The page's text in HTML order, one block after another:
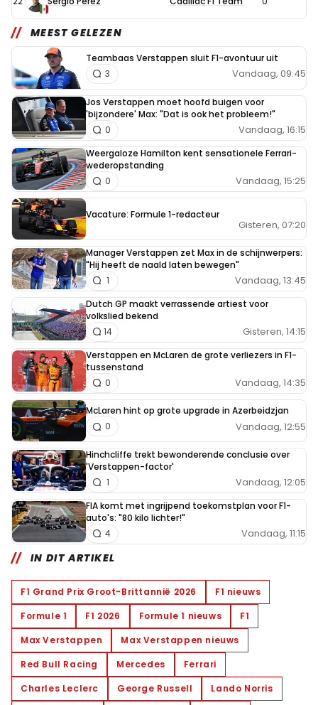
MEEST GELEZEN
Teambaas Verstappen sluit F1-avontuur uit
Vandaag, 09:45
3
Jos Verstappen moet hoofd buigen voor
'bijzondere' Max: "Dat is ook het probleem!"
Vandaag, 16:15
0
Weergaloze Hamilton kent sensationele Ferrari-
wederopstanding
Vandaag, 15:25
0
Vacature: Formule 1-redacteur
Gisteren, 07:20
Manager Verstappen zet Max in de schijnwerpers:
"Hij heeft de naald laten bewegen"
Vandaag, 13:45
1
Dutch GP maakt verrassende artiest voor
volkslied bekend
Gisteren, 14:15
14
Verstappen en McLaren de grote verliezers in F1-
tussenstand
Vandaag, 14:35
0
McLaren hint op grote upgrade in Azerbeidzjan
Vandaag, 12:55
0
Hinchcliffe trekt bewonderende conclusie over
'Verstappen-factor'
Vandaag, 12:05
1
FIA komt met ingrijpend toekomstplan voor F1-
auto's: "80 kilo lichter!"
Vandaag, 11:15
4
IN DIT ARTIKEL
F1 Grand Prix Groot-Brittannië 2026
F1 nieuws
Formule 1
F1 2026 Formule 1 nieuws
F1
Max Verstappen
Max Verstappen nieuws
Red Bull Racing
Mercedes
Ferrari
Charles Leclerc
George Russell
Lando Norris